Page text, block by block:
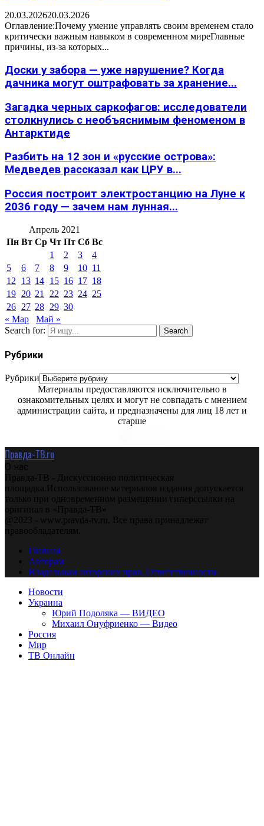
20.03.202620.03.2026
Оглавление:Почему умение управлять своим временем стало
критически важным навыком в современном миреГлавные
причины, из-за которых...
Доски у забора — уже нарушение? Когда
дачника могут оштрафовать за хранение...
Загадка черных саркофагов: исследователи
столкнулись с необъяснимым феноменом в
Антарктиде
Разбить на 12 зон и «русские острова»:
Медведев рассказал как ЦРУ в...
Россия построит электростанцию на Луне к
2036 году — зачем нам лунная...
Апрель 2021
Пн Вт Ср Чт Пт Сб Вс
1
2 3
4
5
6 7 8 9 10 11
12
13 14 15 16 17 18
19 20 21 22 23 24 25
26 27 28 29 30
« Мар
Май »
Search for:
Search
Рубрики
Рубрики
Материалы предоставляются исключительно в
ознакомительных целях и могут не совпадать с мнением
администрации сайта, и предназначены для лиц 18 лет и
старше
Правда-ТВ.ru
О нас
Правда-ТВ - Дискуссионно политическая
площадка.Использование материалов издания допускается
только при одновременном размещении гиперссылки на
оригинал в «Правда-ТВ»
@2023 - www.pravda-tv.ru. Все права принадлежат
правообладателям.
Главная
Авторам
Владельцам авторских прав. Ответственности.
Новости
Украина
Юрий Подоляка — ВИДЕО
Михаил Онуфриенко — Видео
Россия
Мир
ТВ Онлайн